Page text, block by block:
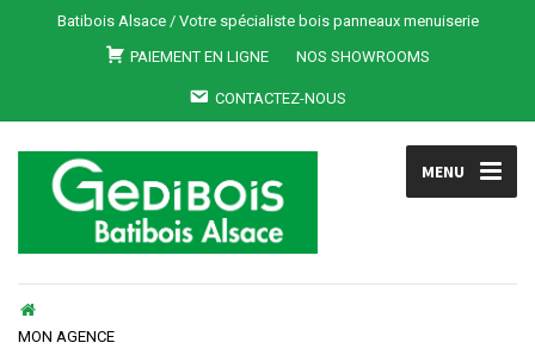
Batibois Alsace / Votre spécialiste bois panneaux menuiserie
PAIEMENT EN LIGNE
NOS SHOWROOMS
CONTACTEZ-NOUS
MENU
MON AGENCE